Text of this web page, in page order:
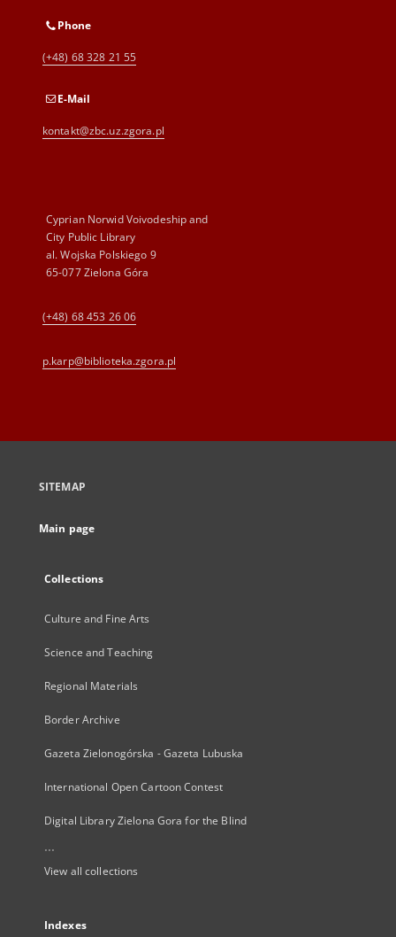
Phone
(+48) 68 328 21 55
E-Mail
kontakt@zbc.uz.zgora.pl
Cyprian Norwid Voivodeship and
City Public Library
al. Wojska Polskiego 9
65-077 Zielona Góra
(+48) 68 453 26 06
p.karp@biblioteka.zgora.pl
SITEMAP
Main page
Collections
Culture and Fine Arts
Science and Teaching
Regional Materials
Border Archive
Gazeta Zielonogórska - Gazeta Lubuska
International Open Cartoon Contest
Digital Library Zielona Gora for the Blind
...
View all collections
Indexes